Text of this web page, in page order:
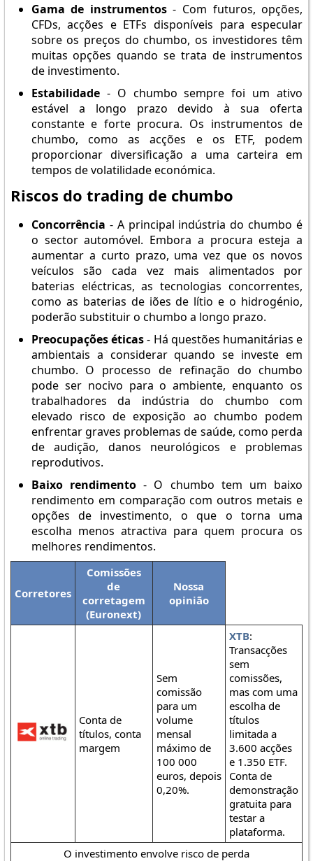
Gama de instrumentos- Com futuros, opções,
CFDs, acções e ETFs disponíveis para especular
sobre os preços do chumbo, os investidores têm
muitas opções quando se trata de instrumentos
de investimento.
Estabilidade- O chumbo sempre foi um ativo
estável a longo prazo devido à sua oferta
constante e forte procura. Os instrumentos de
chumbo, como as acções e os ETF, podem
proporcionar diversificação a uma carteira em
tempos de volatilidade económica.
Riscos do trading de chumbo
Concorrência - A principal indústria do chumbo é
o sector automóvel. Embora a procura esteja a
aumentar a curto prazo, uma vez que os novos
veículos são cada vez mais alimentados por
baterias eléctricas, as tecnologias concorrentes,
como as baterias de iões de lítio e o hidrogénio,
poderão substituir o chumbo a longo prazo.
Preocupações éticas- Há questões humanitárias e
ambientais a considerar quando se investe em
chumbo. O processo de refinação do chumbo
pode ser nocivo para o ambiente, enquanto os
trabalhadores da indústria do chumbo com
elevado risco de exposição ao chumbo podem
enfrentar graves problemas de saúde, como perda
de audição, danos neurológicos e problemas
reprodutivos.
Baixo rendimento- O chumbo tem um baixo
rendimento em comparação com outros metais e
opções de investimento, o que o torna uma
escolha menos atractiva para quem procura os
melhores rendimentos.
Corretores
Comissões
de
corretagem
(Euronext)
Nossa
opinião
Conta de
títulos, conta
margem
Sem
comissão
para um
volume
mensal
máximo de
100 000
euros, depois
0,20%.
XTB:
Transacções
sem
comissões,
mas com uma
escolha de
títulos
limitada a
3.600 acções
e 1.350 ETF.
Conta de
demonstração
gratuita para
testar a
plataforma.
O investimento envolve risco de perda